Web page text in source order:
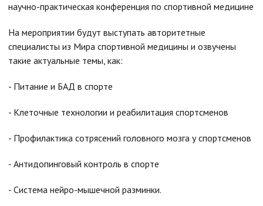
научно-практическая конференция по спортивной медицине
На мероприятии будут выступать авторитетные
специалисты из Мира спортивной медицины и озвучены
такие актуальные темы, как:
- Питание и БАД в спорте
- Клеточные технологии и реабилитация спортсменов
- Профилактика сотрясений головного мозга у спортсменов
- Антидопинговый контроль в спорте
- Система нейро-мышечной разминки.